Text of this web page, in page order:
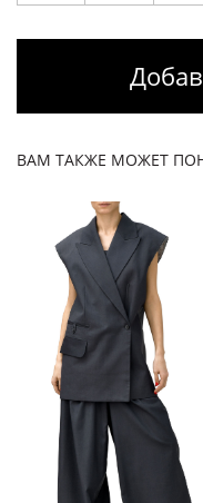
ВАМ ТАКЖЕ МОЖЕТ